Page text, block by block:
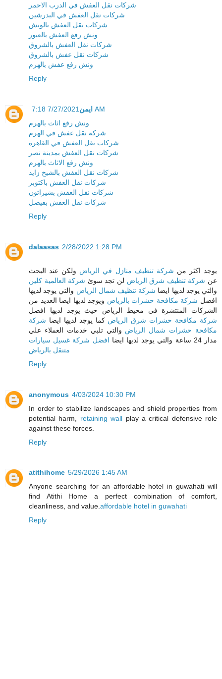
شركات نقل العفش في الدرب الاحمر
شركات نقل العفش في البدرشين
شركات نقل العفش بالونش
ونش رفع العفش بالعبور
شركات نقل العفش بالشروق
شركات نقل عفش بالشروق
ونش رفع عفش بالهرم
Reply
ايمن 7/27/2021 7:18 AM
ونش رفع اثاث بالهرم
شركة نقل عفش في الهرم
شركات نقل العفش في القاهرة
شركات نقل العفش بمدينة نصر
ونش رفع الاثاث بالهرم
شركات نقل العفش بالشيخ زايد
شركات نقل العفش باكتوبر
شركات نقل العفش بشيراتون
شركات نقل العفش بفيصل
Reply
dalaasas 2/28/2022 1:28 PM
يوجد اكثر من شركة تنظيف منازل في الرياض ولكن عند البحث
عن شركة تنظيف شرق الرياض لن تجد سوئ شركة العالمية كلين
والتي يوجد لديها ايضا شركة تنظيف شمال الرياض والتي يوجد لديها
افضل شركة مكافحة حشرات بالرياض ويوجد لديها ايضا العديد من
الشركات المنتشرة في محيط الرياض حيث يوجد لديها افضل
شركة مكافحة حشرات شرق الرياضكما يوجد لديها ايضا شركة
مكافحة حشرات شمال الرياض والتي تلبي خدمات العملاء علي
مدار 24 ساعة والتي يوجد لديها ايضا
افضل شركة غسيل سيارات
متنقل بالرياض
Reply
anonymous 4/03/2024 10:30 PM
In order to stabilize landscapes and shield properties from
potential harm, retaining wall play a critical defensive role
against these forces.
Reply
atithihome 5/29/2026 1:45 AM
Anyone searching for an affordable hotel in guwahati will
find Atithi Home a perfect combination of comfort,
cleanliness, and value.affordable hotel in guwahati
Reply